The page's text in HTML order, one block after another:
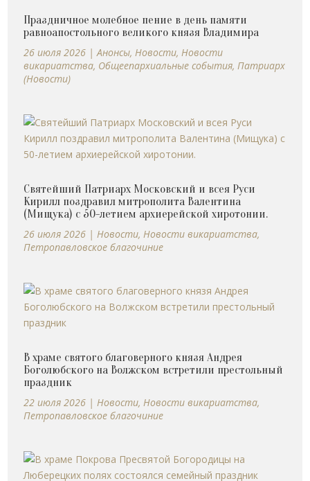
Праздничное молебное пение в день памяти
равноапостольного великого князя Владимира
26 июля 2026 |Анонсы,Новости,Новости
викариатства, Общеепархиальные события,Патриарх
(Новости)
Святейший Патриарх Московский и всея Руси
Кирилл поздравил митрополита Валентина
(Мищука) с 50-летием архиерейской хиротонии.
26 июля 2026 |Новости,Новости викариатства,
Петропавловское благочиние
В храме святого благоверного князя Андрея
Боголюбского на Волжском встретили престольный
праздник
22 июля 2026 |Новости,Новости викариатства,
Петропавловское благочиние